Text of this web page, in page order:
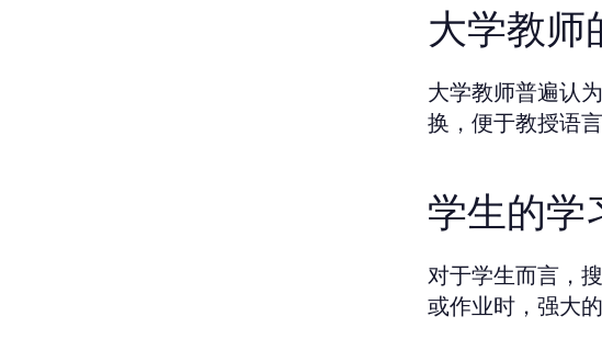
大学教师
大学教师普遍认
换，便于教授语
学生的学
对于学生而言，
或作业时，强大